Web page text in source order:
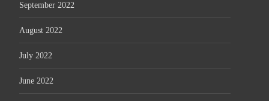
September 2022
August 2022
July 2022
June 2022